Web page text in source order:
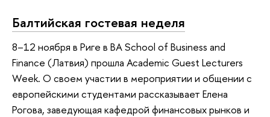
Балтийская гостевая неделя
8–12 ноября в Риге в BA School of Business and
Finance (Латвия) прошла Academic Guest Lecturers
Week. О своем участии в мероприятии и общении с
европейскими студентами рассказывает Елена
Рогова, заведующая кафедрой финансовых рынков и